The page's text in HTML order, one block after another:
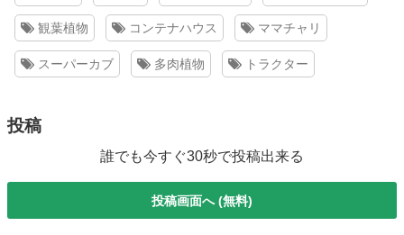
観葉植物 コンテナハウス ママチャリ
スーパーカブ 多肉植物 トラクター
投稿
誰でも今すぐ30秒で投稿出来る
投稿画面へ (無料)